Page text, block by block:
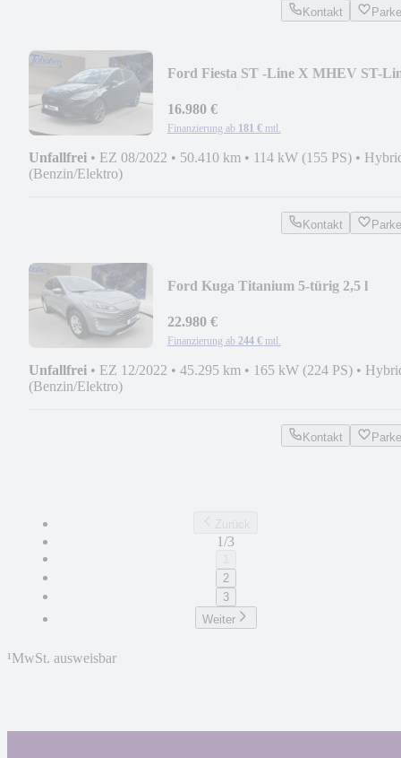
Kontakt
Ford Fiesta ST -Line X MHEV ST-
16.980 €
Finanzierung ab 181 € mtl.
Unfallfrei • EZ 08/2022 • 50.410 km • 114 kW (155 PS) •
(Benzin/Elektro)
Kontakt
Ford Kuga Titanium 5-türig 2,5 l
22.980 €
Finanzierung ab 244 € mtl.
Unfallfrei • EZ 12/2022 • 45.295 km • 165 kW (224 PS) •
(Benzin/Elektro)
Kontakt
1/3
2
3
Weiter
¹MwSt. ausweisbar